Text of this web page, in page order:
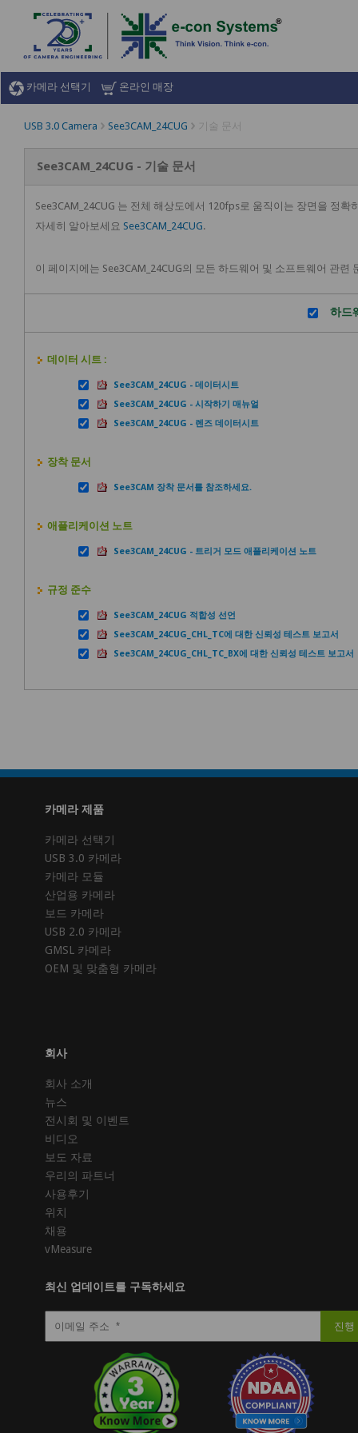
카메라 선택기 온라인 매장
USB 3.0 Camera See3CAM_24CUG 기술 문서
See3CAM_24CUG - 기술 문서
See3CAM_24CUG 는 전체 해상도에서 120fps로 움직이는 장면을 정
자세히 알아보세요 See3CAM_24CUG.
이 페이지에는 See3CAM_24CUG의 모든 하드웨어 및 소프트웨어 관
하드
데이터 시트 :
See3CAM_24CUG - 데이터시트
See3CAM_24CUG - 시작하기 매뉴얼
See3CAM_24CUG - 렌즈 데이터시트
장착 문서
See3CAM 장착 문서를 참조하세요.
애플리케이션 노트
See3CAM_24CUG - 트리거 모드 애플리케이션 노트
규정 준수
See3CAM_24CUG 적합성 선언
See3CAM_24CUG_CHL_TC에 대한 신뢰성 테스트 보고서
See3CAM_24CUG_CHL_TC_BX에 대한 신뢰성 테스트 보고서
카메라 제품
카메라 선택기
USB 3.0 카메라
카메라 모듈
산업용 카메라
보드 카메라
USB 2.0 카메라
GMSL 카메라
OEM 및 맞춤형 카메라
회사
회사 소개
뉴스
전시회 및 이벤트
비디오
보도 자료
우리의 파트너
사용후기
위치
채용
vMeasure
최신 업데이트를 구독하세요